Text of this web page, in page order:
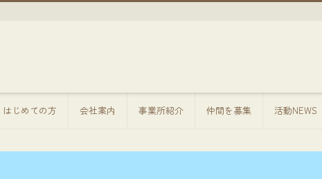
はじめての方 会社案内 事業所紹介 仲間を募集 活動NEWS